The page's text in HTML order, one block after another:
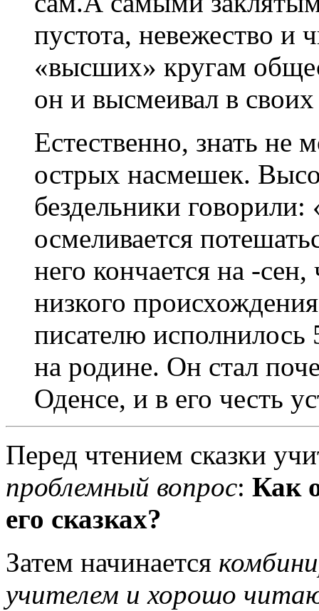
пустота, невежество и
«высших» кругам
он и высмеивал в своих
Естественно, знать не
острых насмешек.
бездельники
осмеливается
него кончается на -
низкого
писателю исполнилось
на родине. Он стал
Оденсе, и в его честь
Перед чтением сказки
проблемный вопрос: Как
его сказках?
Затем начинается
учителем и хорошо